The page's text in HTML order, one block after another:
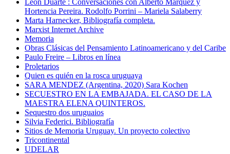
León Duarte : Conversaciones con Alberto Márquez y
Hortencia Pereira. Rodolfo Porrini – Mariela Salaberry
Marta Harnecker, Bibliografía completa.
Marxist Internet Archive
Memoria
Obras Clásicas del Pensamiento Latinoamericano y del Caribe
Paulo Freire – Libros en línea
Proletarios
Quien es quién en la rosca uruguaya
SARA MENDEZ (Argentina, 2020) Sara Kochen
SECUESTRO EN LA EMBAJADA. EL CASO DE LA
MAESTRA ELENA QUINTEROS.
Sequestro dos uruguaios
Silvia Federici. Bibliografía
Sitios de Memoria Uruguay. Un proyecto colectivo
Tricontinental
UDELAR